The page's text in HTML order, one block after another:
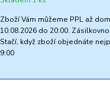
Zboží Vám můžeme PPL až
10.08.2026 do 20:00.
Stačí, když zboží objednáte
9:00